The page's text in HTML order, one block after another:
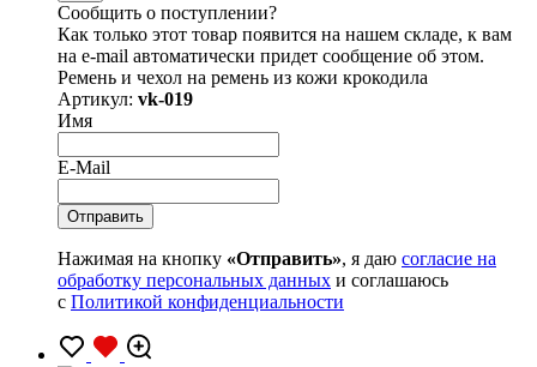
Сообщить о поступлении?
Как только этот товар появится на нашем складе, к вам
на e-mail автоматически придет сообщение об этом.
Ремень и чехол на ремень из кожи крокодила
Артикул: vk-019
Имя
E-Mail
Нажимая на кнопку «Отправить», я даю согласие на
обработку персональных данных и соглашаюсь
с Политикой конфиденциальности